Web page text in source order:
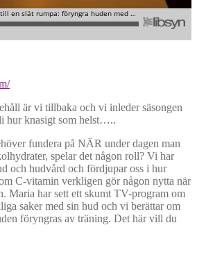
är vi tillbaka och vi inleder säsongen
hur knasigt som helst…..
fundera på NÄR under dagen man
spelar det någon roll? Vi har
och hudvård och fördjupar oss i hur
C-vitamin verkligen gör någon nytta när
Maria har sett ett skumt TV-program om
saker med sin hud och vi berättar om
föryngras av träning. Det här vill du